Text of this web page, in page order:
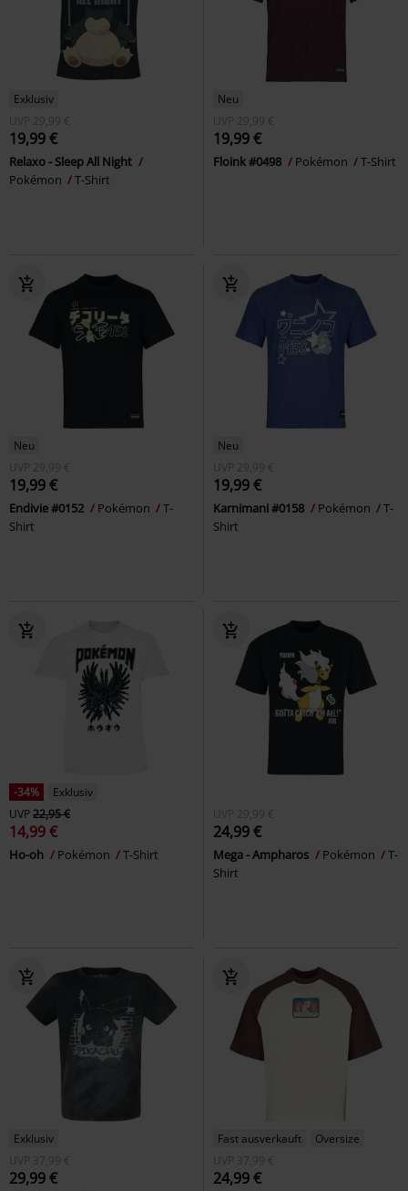
Exklusiv
UVP
29,99 €
19,99 €
Relaxo - Sleep All Night
Pokémon
T-Shirt
Neu
UVP
29,99 €
19,99 €
Floink #0498 Pokémon T-Shirt
Neu
UVP
29,99 €
19,99 €
Endivie #0152 Pokémon
T-
Shirt
Neu
UVP
29,99 €
19,99 €
Karnimani #0158 Pokémon
T-
Shirt
-34%
Exklusiv
UVP22,95 €
14,99 €
Ho-oh Pokémon T-Shirt
UVP 29,99 €
24,99 €
Mega - Ampharos Pokémon
T-
Shirt
Exklusiv
UVP
37,99 €
29,99 €
Fast ausverkauft
Oversize
UVP
37,99 €
24,99 €